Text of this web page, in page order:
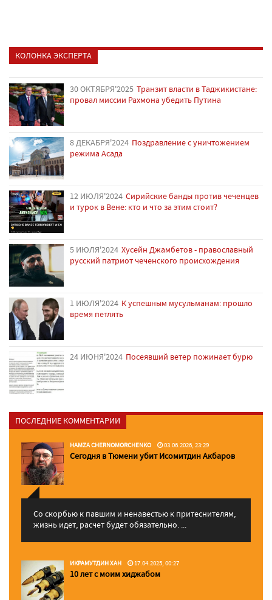
КОЛОНКА ЭКСПЕРТА
30 ОКТЯБРЯ'2025 Транзит власти в Таджикистане:
провал миссии Рахмона убедить Путина
8 ДЕКАБРЯ'2024 Поздравление с уничтожением
режима Асада
12 ИЮЛЯ'2024 Сирийские банды против чеченцев
и турок в Вене: кто и что за этим стоит?
5 ИЮЛЯ'2024 Хусейн Джамбетов - православный
русский патриот чеченского происхождения
1 ИЮЛЯ'2024 К успешным мусульманам: прошло
время петлять
24 ИЮНЯ'2024 Посеявший ветер пожинает бурю
ПОСЛЕДНИЕ КОММЕНТАРИИ
HAMZA CHERNOMORCHENKO 03.06.2026, 23:29
Сегодня в Тюмени убит Исомитдин Акбаров
Со скорбью к павшим и ненавестью к притеснителям,
жизнь идет, расчет будет обязательно. ...
ИКРАМУТДИН ХАН 17.04.2025, 00:27
10 лет с моим хиджабом